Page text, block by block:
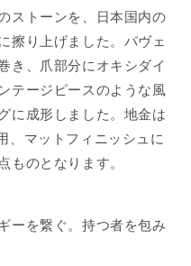
ストーンを、日本国内の
擦り上げました。パヴェ
き、爪部分にオキシダイ
テージピースのような風
に成形しました。地金は
、マットフィニッシュに
ものとなります。
ーを繋ぐ。持つ者を包み